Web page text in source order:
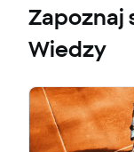
Zapoznaj
Wiedzy